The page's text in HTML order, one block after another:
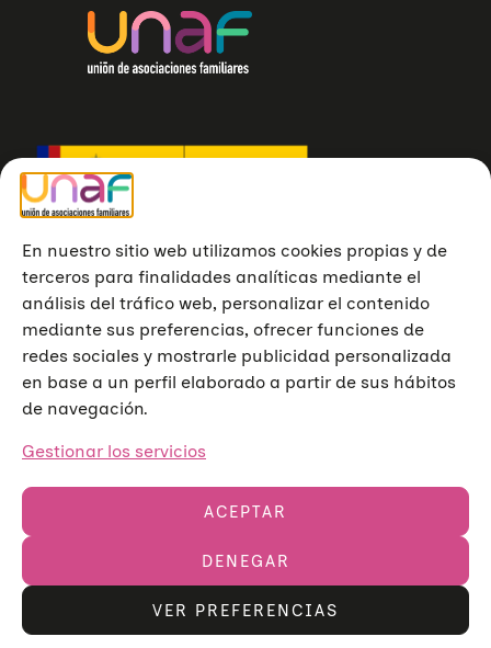
En nuestro sitio web utilizamos cookies propias y de
terceros para finalidades analíticas mediante el
análisis del tráfico web, personalizar el contenido
mediante sus preferencias, ofrecer funciones de
redes sociales y mostrarle publicidad personalizada
en base a un perfil elaborado a partir de sus hábitos
de navegación.
Gestionar los servicios
ACEPTAR
DENEGAR
VER PREFERENCIAS
Unión de Asociaciones Familiares © 2023
Aviso legalPolítica de privacidadPolítica de cookies